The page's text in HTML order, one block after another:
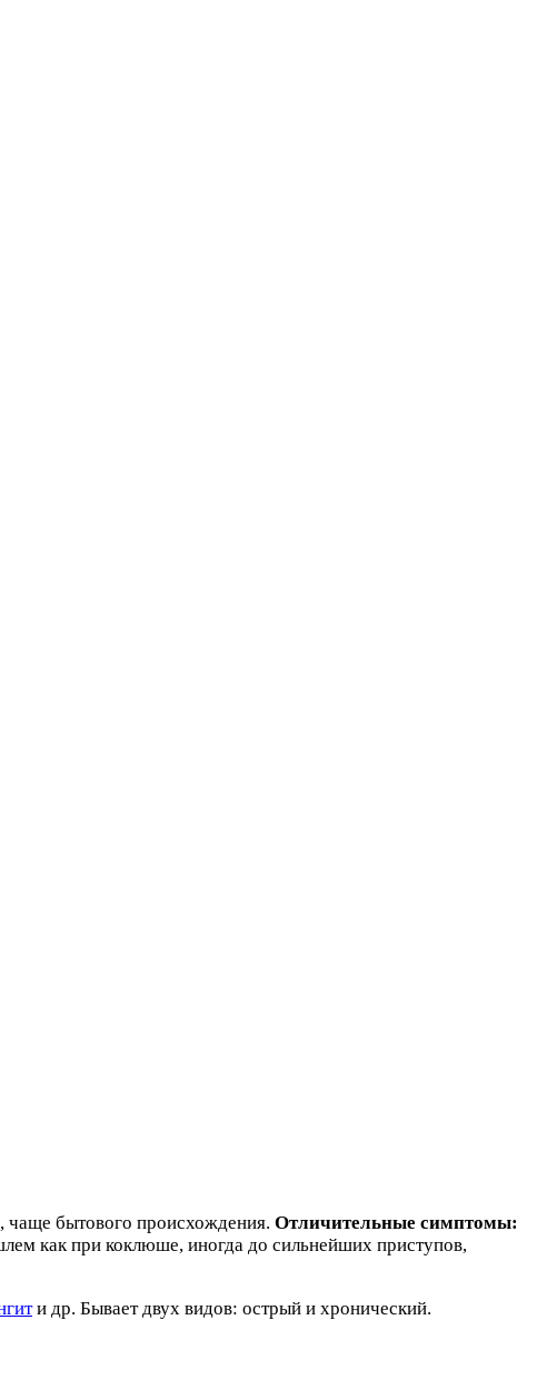
чаще бытового происхождения. Отличительные симптомы:
как при коклюше, иногда до сильнейших приступов,
и др. Бывает двух видов: острый и хронический.